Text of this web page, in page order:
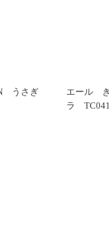
うさぎ
エール
ラ